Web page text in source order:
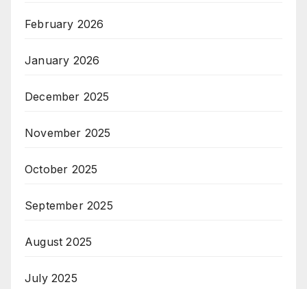
February 2026
January 2026
December 2025
November 2025
October 2025
September 2025
August 2025
July 2025